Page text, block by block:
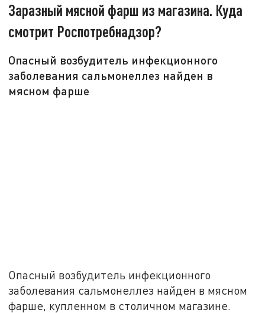
Заразный мясной фарш из магазина. Куда
смотрит Роспотребнадзор?
Опасный возбудитель инфекционного
заболевания сальмонеллез найден в
мясном фарше
Опасный возбудитель инфекционного
заболевания сальмонеллез найден в мясном
фарше, купленном в столичном магазине.